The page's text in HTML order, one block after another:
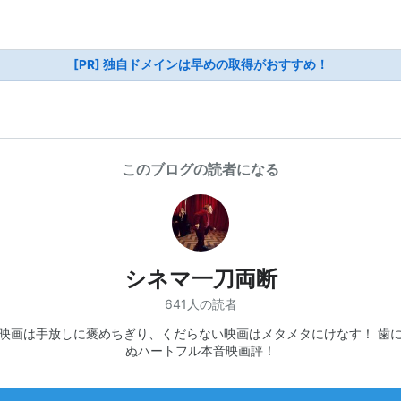
[PR] 独自ドメインは早めの取得がおすすめ！
このブログの読者になる
シネマ一刀両断
641人の読者
画は手放しに褒めちぎり、くだらない映画はメタメタにけなす！ 歯
ぬハートフル本音映画評！